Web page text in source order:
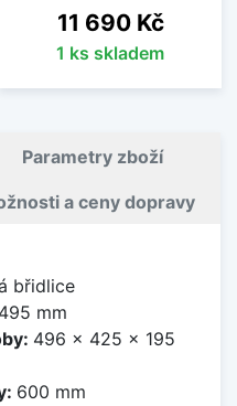
Cena
11 690 Kč
1 ks skladem
Parametry zboží
a ceny dopravy
břidlice
mm
496 x 425 x 195
600 mm